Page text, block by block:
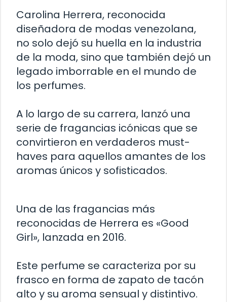
Carolina Herrera, reconocida
diseñadora de modas venezolana,
no solo dejó su huella en la industria
de la moda, sino que también dejó un
legado imborrable en el mundo de
los perfumes.
A lo largo de su carrera, lanzó una
serie de fragancias icónicas que se
convirtieron en verdaderos must-
haves para aquellos amantes de los
aromas únicos y sofisticados.
Una de las fragancias más
reconocidas de Herrera es «Good
Girl», lanzada en 2016.
Este perfume se caracteriza por su
frasco en forma de zapato de tacón
alto y su aroma sensual y distintivo.